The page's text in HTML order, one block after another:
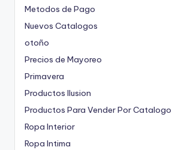
Metodos de Pago
Nuevos Catalogos
otoño
Precios de Mayoreo
Primavera
Productos Ilusion
Productos Para Vender Por Catalogo
Ropa Interior
Ropa Intima